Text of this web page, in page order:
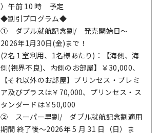
）午前 10 時 予定
◆割引プログラム◆
① ダブル就航記念割/ 発売開始日～
2026年1月30日(金)まで！
(2名１室利用、1名様あたり)：【海側、海
側(視界不良)、内側のお部屋】￥30,000、
【それ以外のお部屋】プリンセス・プレミ
ア及びプラスは￥70,000、プリンセス・ス
タンダードは￥50,000
② スーパー早割/ ダブル就航記念割適用
期間 終了後～2026年 5 月 31 日（日）ま